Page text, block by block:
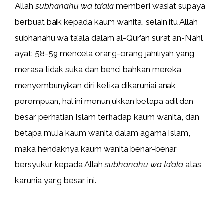
Allahsubhanahu wa ta’ala memberi wasiat supaya
berbuat baik kepada kaum wanita, selain itu Allah
subhanahu wa ta’ala dalam al-Qur’an surat an-Nahl
ayat: 58-59 mencela orang-orang jahiliyah yang
merasa tidak suka dan benci bahkan mereka
menyembunyikan diri ketika dikaruniai anak
perempuan, hal ini menunjukkan betapa adil dan
besar perhatian Islam terhadap kaum wanita, dan
betapa mulia kaum wanita dalam agama Islam,
maka hendaknya kaum wanita benar-benar
bersyukur kepada Allahsubhanahu wa ta’ala atas
karunia yang besar ini.